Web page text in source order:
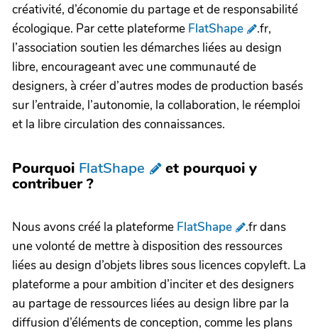
créativité, d’économie du partage et de responsabilité
écologique. Par cette plateforme FlatShape
.fr,
l’association soutien les démarches liées au design
libre, encourageant avec une communauté de
designers, à créer d’autres modes de production basés
sur l’entraide, l’autonomie, la collaboration, le réemploi
et la libre circulation des connaissances.
Pourquoi FlatShape et pourquoi y
contribuer ?
Nous avons créé la plateforme FlatShape
.fr dans
une volonté de mettre à disposition des ressources
liées au design d’objets libres sous licences copyleft. La
plateforme a pour ambition d’inciter et des designers
au partage de ressources liées au design libre par la
diffusion d’éléments de conception, comme les plans